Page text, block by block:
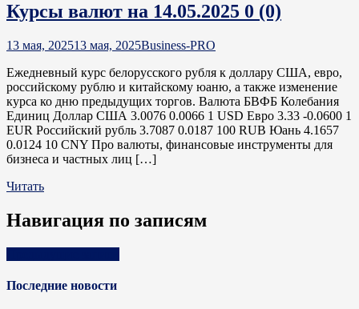
Курсы валют на 14.05.2025 0 (0)
13 мая, 202513 мая, 2025Business-PRO
Ежедневный курс белорусского рубля к доллару США, евро,
российскому рублю и китайскому юаню, а также изменение
курса ко дню предыдущих торгов. Валюта БВФБ Колебания
Единиц Доллар США 3.0076 0.0066 1 USD Евро 3.33 -0.0600 1
EUR Российский рубль 3.7087 0.0187 100 RUB Юань 4.1657
0.0124 10 CNY Про валюты, финансовые инструменты для
бизнеса и частных лиц […]
Читать
Навигация по записям
Последние новости